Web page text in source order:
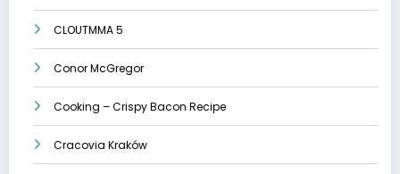
CLOUTMMA 5
Conor McGregor
Cooking – Crispy Bacon Recipe
Cracovia Kraków